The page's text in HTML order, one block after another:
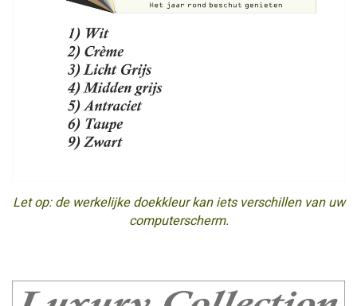
Let op: de werkelijke doekkleur kan iets verschillen van uw
computerscherm.